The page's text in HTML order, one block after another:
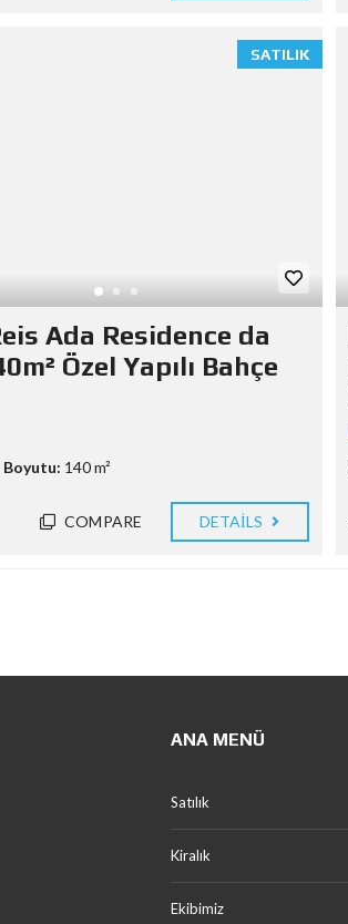
SATILIK
Ada Residence da
Özel Yapılı Bahçe
Boyutu: 140 m²
COMPARE DETAILS
ANA MENÜ
Satılık
Kiralık
Ekibimiz